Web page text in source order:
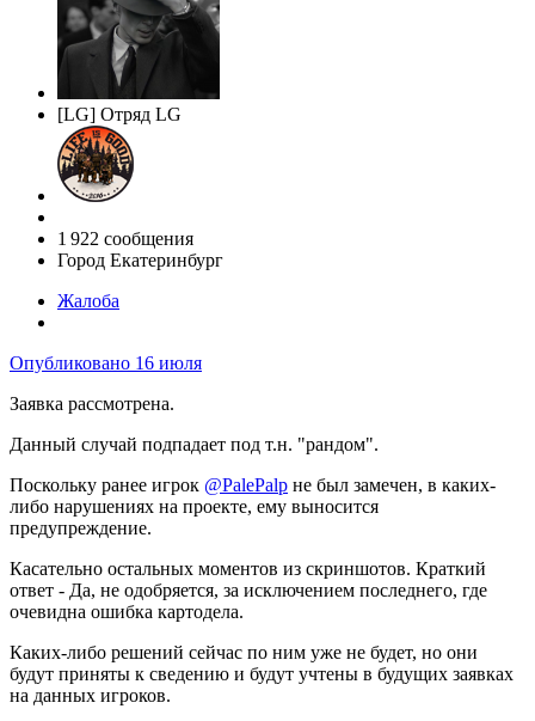
[LG] Отряд LG
1 922 сообщения
Город Екатеринбург
Жалоба
Опубликовано 16 июля
Заявка рассмотрена.
Данный случай подпадает под т.н. "рандом".
Поскольку ранее игрок @PalePalp не был замечен, в каких-
либо нарушениях на проекте, ему выносится
предупреждение.
Касательно остальных моментов из скриншотов. Краткий
ответ - Да, не одобряется, за исключением последнего, где
очевидна ошибка картодела.
Каких-либо решений сейчас по ним уже не будет, но они
будут приняты к сведению и будут учтены в будущих заявках
на данных игроков.